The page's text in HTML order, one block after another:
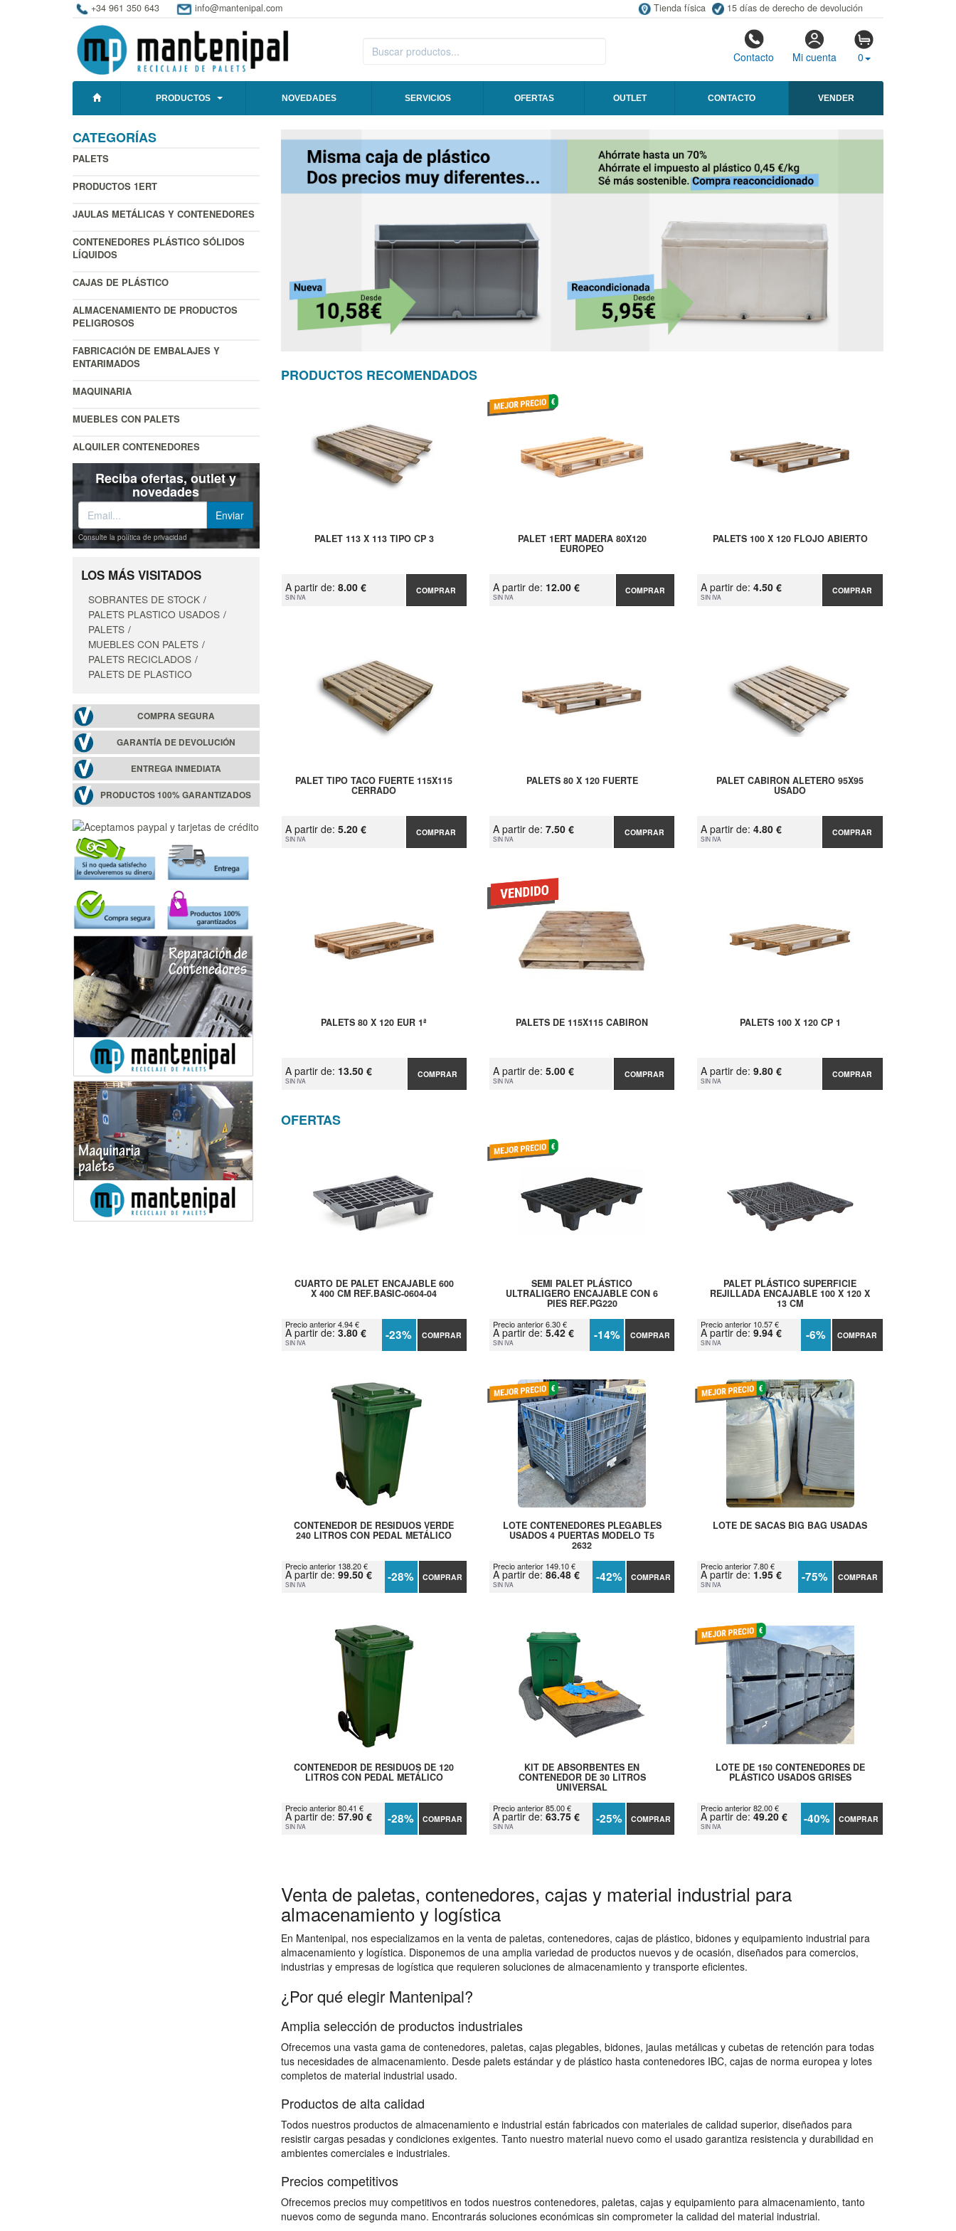
+34 961 350 643 info@mantenipal.com Tienda física 15 días de derecho de devolución
Contacto Mi cuenta 0
PRODUCTOS NOVEDADES SERVICIOS OFERTAS OUTLET CONTACTO VENDER
CATEGORÍAS
PALETS
PRODUCTOS 1ERT
JAULAS METÁLICAS Y CONTENEDORES
CONTENEDORES PLÁSTICO SÓLIDOS
LÍQUIDOS
CAJAS DE PLÁSTICO
ALMACENAMIENTO DE PRODUCTOS
PELIGROSOS
FABRICACIÓN DE EMBALAJES Y
ENTARIMADOS
MAQUINARIA
MUEBLES CON PALETS
ALQUILER CONTENEDORES
Reciba ofertas, outlet y
novedades
Consulte la política de privacidad
LOS MÁS VISITADOS
SOBRANTES DE STOCK
PALETS PLASTICO USADOS
PALETS
MUEBLES CON PALETS
PALETS RECICLADOS
PALETS DE PLASTICO
COMPRA SEGURA
GARANTÍA DE DEVOLUCIÓN
ENTREGA INMEDIATA
PRODUCTOS 100% GARANTIZADOS
PRODUCTOS RECOMENDADOS
PALET 113 X 113 TIPO CP 3
A partir de: 8.00 €
SIN IVA
COMPRAR
PALET 1ERT MADERA 80X120
EUROPEO
A partir de: 12.00 €
SIN IVA
COMPRAR
PALETS 100 X 120 FLOJO ABIERTO
A partir de:4.50 €
SIN IVA
COMPRAR
PALET TIPO TACO FUERTE 115X115
CERRADO
A partir de: 5.20 €
SIN IVA
COMPRAR
PALETS 80 X 120 FUERTE
A partir de: 7.50 €
SIN IVA
COMPRAR
PALET CABIRON ALETERO 95X95
USADO
A partir de:4.80 €
SIN IVA
COMPRAR
PALETS 80 X 120 EUR 1ª
A partir de: 13.50 €
SIN IVA
COMPRAR
PALETS DE 115X115 CABIRON
A partir de: 5.00 €
SIN IVA
COMPRAR
PALETS 100 X 120 CP 1
A partir de:9.80 €
SIN IVA
COMPRAR
OFERTAS
CUARTO DE PALET ENCAJABLE 600
X 400 CM REF.BASIC-0604-04
Precio anterior 4.94 €
A partir de: 3.80 €
SIN IVA -23% COMPRAR
SEMI PALET PLÁSTICO
ULTRALIGERO ENCAJABLE CON 6
PIES REF.PG220
Precio anterior 6.30 €
A partir de: 5.42 €
SIN IVA -14% COMPRAR
PALET PLÁSTICO SUPERFICIE
REJILLADA ENCAJABLE 100 X 120 X
13 CM
Precio anterior 10.57 €
A partir de:9.94 €
SIN IVA -6% COMPRAR
CONTENEDOR DE RESIDUOS VERDE
240 LITROS CON PEDAL METÁLICO
Precio anterior 138.20 €
A partir de: 99.50 €
SIN IVA -28% COMPRAR
LOTE CONTENEDORES PLEGABLES
USADOS 4 PUERTAS MODELO T5
2632
Precio anterior 149.10 €
A partir de: 86.48 €
SIN IVA -42% COMPRAR
LOTE DE SACAS BIG BAG USADAS
Precio anterior 7.80 €
A partir de: 1.95 €
SIN IVA -75% COMPRAR
CONTENEDOR DE RESIDUOS DE 120
LITROS CON PEDAL METÁLICO
Precio anterior 80.41 €
A partir de: 57.90 €
SIN IVA -28% COMPRAR
KIT DE ABSORBENTES EN
CONTENEDOR DE 30 LITROS
UNIVERSAL
Precio anterior 85.00 €
A partir de: 63.75 €
SIN IVA -25% COMPRAR
LOTE DE 150 CONTENEDORES DE
PLÁSTICO USADOS GRISES
Precio anterior 82.00 €
A partir de:49.20 €
SIN IVA -40% COMPRAR
Venta de paletas, contenedores, cajas y material industrial para
almacenamiento y logística
En Mantenipal, nos especializamos en la venta de paletas, contenedores, cajas de plástico, bidones y equipamiento industrial para
almacenamiento y logística. Disponemos de una amplia variedad de productos nuevos y de ocasión, diseñados para comercios,
industrias y empresas de logística que requieren soluciones de almacenamiento y transporte eficientes.
¿Por qué elegir Mantenipal?
Amplia selección de productos industriales
Ofrecemos una vasta gama de contenedores, paletas, cajas plegables, bidones, jaulas metálicas y cubetas de retención para todas
tus necesidades de almacenamiento. Desde palets estándar y de plástico hasta contenedores IBC, cajas de norma europea y lotes
completos de material industrial usado.
Productos de alta calidad
Todos nuestros productos de almacenamiento e industrial están fabricados con materiales de calidad superior, diseñados para
resistir cargas pesadas y condiciones exigentes. Tanto nuestro material nuevo como el usado garantiza resistencia y durabilidad en
ambientes comerciales e industriales.
Precios competitivos
Ofrecemos precios muy competitivos en todos nuestros contenedores, paletas, cajas y equipamiento para almacenamiento, tanto
nuevos como de segunda mano. Encontrarás soluciones económicas sin comprometer la calidad del material industrial.